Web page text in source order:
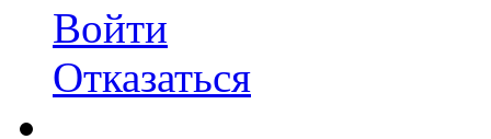
Войти
Отказаться